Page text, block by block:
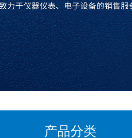
产品分类